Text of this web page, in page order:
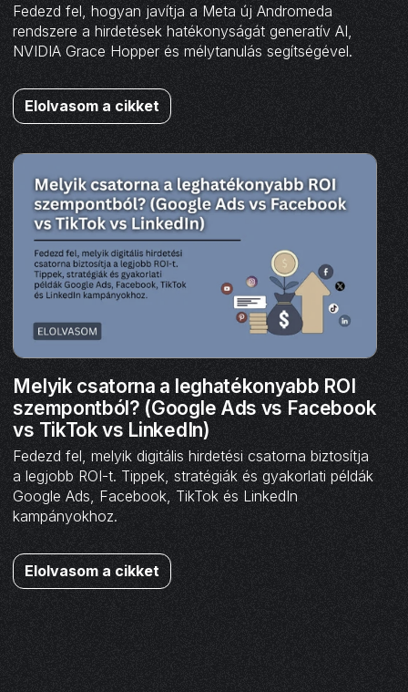
Fedezd fel, hogyan javítja a Meta új Andromeda
rendszere a hirdetések hatékonyságát generatív AI,
NVIDIA Grace Hopper és mélytanulás segítségével.
Elolvasom a cikket
Melyik csatorna a leghatékonyabb ROI
szempontból? (Google Ads vs Facebook
vs TikTok vs LinkedIn)
Fedezd fel, melyik digitális hirdetési csatorna biztosítja
a legjobb ROI-t. Tippek, stratégiák és gyakorlati példák
Google Ads, Facebook, TikTok és LinkedIn
kampányokhoz.
Elolvasom a cikket